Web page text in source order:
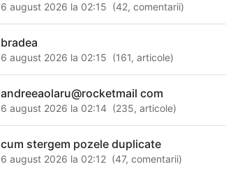
6 august 2026 la 02:15 (42,comentarii)
bradea
6 august 2026 la 02:15 (161,articole)
andreeaolaru@rocketmail com
6 august 2026 la 02:14 (235,articole)
cum stergem pozele duplicate
6 august 2026 la 02:12 (47,comentarii)